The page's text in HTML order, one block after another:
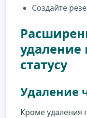
Создайте
статусу
Удаление
Кроме удаления